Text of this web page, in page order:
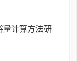
量计算方法研